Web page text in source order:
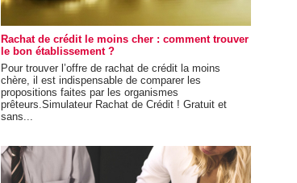
Rachat de crédit le moins cher : comment trouver
le bon établissement ?
Pour trouver l’offre de rachat de crédit la moins
chère, il est indispensable de comparer les
propositions faites par les organismes
prêteurs.Simulateur Rachat de Crédit ! Gratuit et
sans...